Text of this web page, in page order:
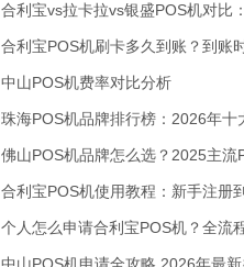
合利宝vs拉卡拉vs银盛POS机对比
中山POS机费率对比分析
珠海POS机品牌排行榜：2026年十
合利宝POS机使用教程：新手注册
个人怎么申请合利宝POS机？全流